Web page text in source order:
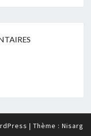
| Thème : Nisarg